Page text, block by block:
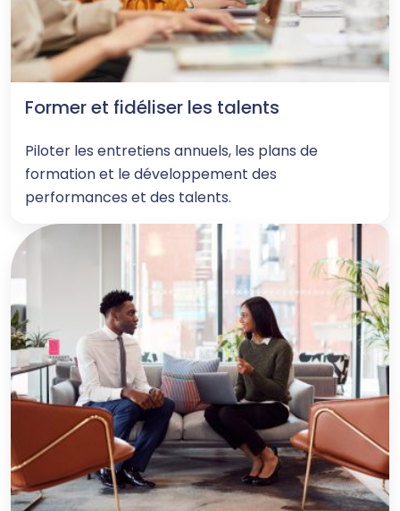
Former et fidéliser les talents
Piloter les entretiens annuels, les plans de
formation et le développement des
performances et des talents.